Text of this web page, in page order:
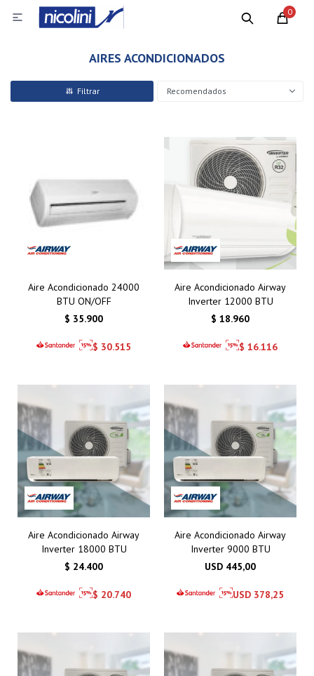
0

AIRES ACONDICIONADOS
Recomendados
Aire Acondicionado 24000
BTU ON/OFF
$ 35.900
$ 30.515
Aire Acondicionado Airway
Inverter 12000 BTU
$ 18.960
$ 16.116
Aire Acondicionado Airway
Inverter 18000 BTU
$ 24.400
$ 20.740
Aire Acondicionado Airway
Inverter 9000 BTU
USD 445,00
USD 378,25